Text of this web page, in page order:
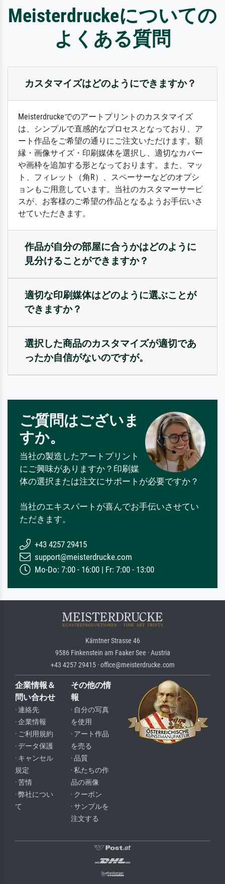
Meisterdruckeについての
よくある質問
カスタマイズはどのようにできますか？
Meisterdruckeでのアートプリントのカスタマイズ
は、シンプルで直感的なプロセスとなっており、ア
ート作品をご希望の通りにご注文いただけます。額
縁・画像サイズ・印刷媒体を選択し、適切なカバー
や画枠を追加する形となっております。また、マッ
ト、フィレット（角R）、スペーサーなどのオプシ
ョンもご用意しています。当社のカスタマーサービ
スが、お客様のご希望の作品となるようお手伝いさ
せていただきます。
作品が自分の部屋に合うかはどのように
見分けることができますか？
適切な印刷媒体はどのように選ぶことが
できますか？
選択した商品のカスタマイズが適切であ
ったか自信がないのですが。
ご質問はございま
すか。
当社の製造したアートプリント
にご興味がありますか？印刷媒
体の選択または注文にサポートが必要ですか？
当社のエキスパートが喜んでお手伝いさせてい
ただきます。
+43 4257 29415
support@meisterdrucke.com
Mo-Do: 7:00 - 16:00 | Fr: 7:00 - 13:00
Kärntner Strasse 46
9586 Finkenstein am Faaker See · Austria
+43 4257 29415 · office@meisterdrucke.com
企業情報＆
問い合わせ
· 連絡先
· 企業情報
· ご利用規約
· データ保護
· キャンセル
規定
· 苦情
· 弊社につい
て
その他の情
報
· 自分の写真
を使用
· アート作品
を売る
· 品質
· 私たちの作
品の画像
· クーポン
· サンプルを
注文する